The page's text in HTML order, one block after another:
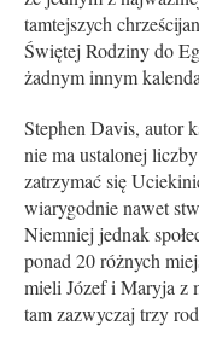
tamtejszych
Świętej Rodziny do
żadnym innym
Stephen Davis, autor
nie ma ustalonej
zatrzymać się
wiarygodnie nawet
Niemniej jednak
ponad 20 różnych
mieli Józef i Maryja z
tam zazwyczaj trzy